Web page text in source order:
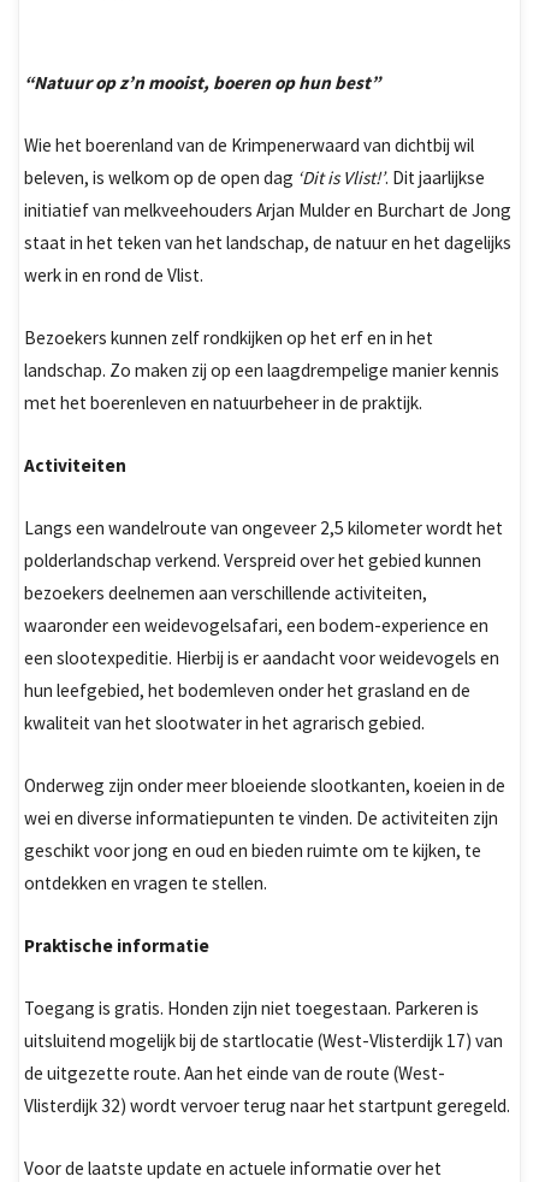
“Natuur op z’n mooist, boeren op hun best”
Wie het boerenland van de Krimpenerwaard van dichtbij wil
beleven, is welkom op de open dag ‘Dit is Vlist!’. Dit jaarlijkse
initiatief van melkveehouders Arjan Mulder en Burchart de Jong
staat in het teken van het landschap, de natuur en het dagelijks
werk in en rond de Vlist.
Bezoekers kunnen zelf rondkijken op het erf en in het
landschap. Zo maken zij op een laagdrempelige manier kennis
met het boerenleven en natuurbeheer in de praktijk.
Activiteiten
Langs een wandelroute van ongeveer 2,5 kilometer wordt het
polderlandschap verkend. Verspreid over het gebied kunnen
bezoekers deelnemen aan verschillende activiteiten,
waaronder een weidevogelsafari, een bodem-experience en
een slootexpeditie. Hierbij is er aandacht voor weidevogels en
hun leefgebied, het bodemleven onder het grasland en de
kwaliteit van het slootwater in het agrarisch gebied.
Onderweg zijn onder meer bloeiende slootkanten, koeien in de
wei en diverse informatiepunten te vinden. De activiteiten zijn
geschikt voor jong en oud en bieden ruimte om te kijken, te
ontdekken en vragen te stellen.
Praktische informatie
Toegang is gratis. Honden zijn niet toegestaan. Parkeren is
uitsluitend mogelijk bij de startlocatie (West-Vlisterdijk 17) van
de uitgezette route. Aan het einde van de route (West-
Vlisterdijk 32) wordt vervoer terug naar het startpunt geregeld.
Voor de laatste update en actuele informatie over het